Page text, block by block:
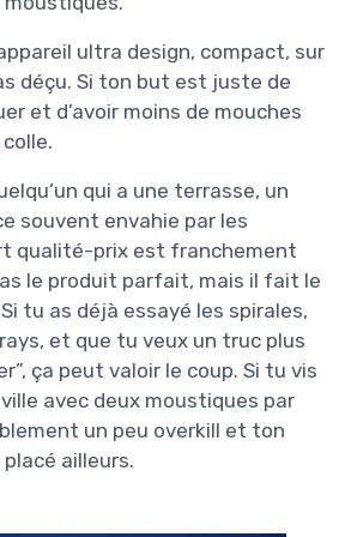
ultra design, compact, sur
déçu. Si ton but est juste de
et d’avoir moins de mouches
qui a une terrasse, un
souvent envahie par les
qualité-prix est franchement
le produit parfait, mais il fait le
tu as déjà essayé les spirales,
et que tu veux un truc plus
ça peut valoir le coup. Si tu vis
avec deux moustiques par
un peu overkill et ton
ailleurs.